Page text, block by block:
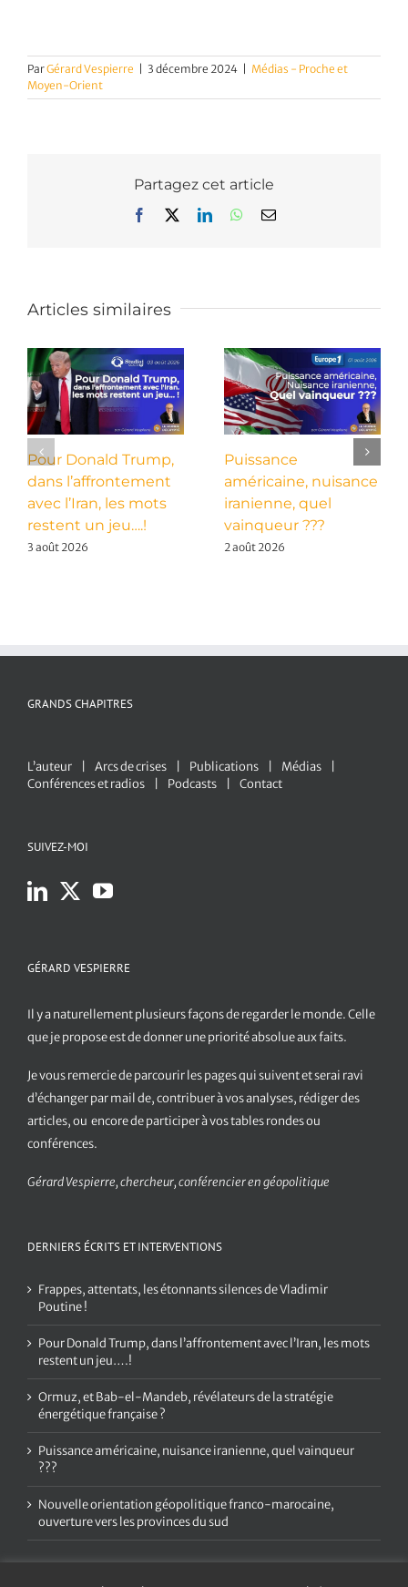
ParGérard Vespierre 3 décembre 2024
Médias - Proche et
Moyen-Orient
Partagez cet article
Facebook LinkedInWhatsApp
Email
Articles similaires
Pour Donald Trump,
dans l’affrontement
avec l’Iran, les mots
restent un jeu….!
3 août 2026
Puissance
américaine, nuisance
iranienne, quel
vainqueur ???
2 août 2026
GRANDS CHAPITRES
L’auteur Arcs de crises Publications
Médias
Conférences et radios
Podcasts Contact
SUIVEZ-MOI
GÉRARD VESPIERRE
Il y a naturellement plusieurs façons de regarder le monde. Celle
que je propose est de donner une priorité absolue aux faits.
Je vous remercie de parcourir les pages qui suivent et serai ravi
d’échanger par mail de, contribuer à vos analyses, rédiger des
articles, ou encore de participer à vos tables rondes ou
conférences.
Gérard Vespierre, chercheur, conférencier en géopolitique
DERNIERS ÉCRITS ET INTERVENTIONS
Frappes, attentats, les étonnants silences de Vladimir
Poutine !
Pour Donald Trump, dans l’affrontement avec l’Iran, les mots
restent un jeu….!
Ormuz, et Bab-el-Mandeb, révélateurs de la stratégie
énergétique française ?
Puissance américaine, nuisance iranienne, quel vainqueur
???
Nouvelle orientation géopolitique franco-marocaine,
ouverture vers les provinces du sud